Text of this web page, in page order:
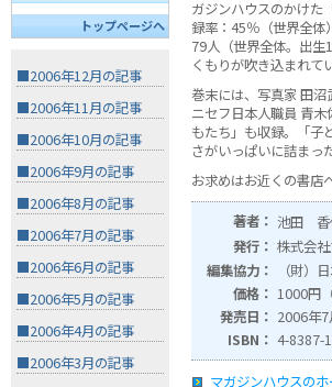
トップページへ
■2006年12月の記事
■2006年11月の記事
■2006年10月の記事
■2006年9月の記事
■2006年8月の記事
■2006年7月の記事
■2006年6月の記事
■2006年5月の記事
■2006年4月の記事
■2006年3月の記事
ガジンハウスのかけた
録率：45％（世界全体
79人（世界全体。出
くもりが吹き込まれて
巻末には、写真家 田
ニセフ日本人職員 青
もたち」も収録。「子
さがいっぱいに詰まっ
お求めはお近くの書店
著者： 池田 香
発行： 株式会
編集協力：
（財）
価格： 1000円
発売日： 2006年
ISBN： 4-8387-
マガジンハウスの